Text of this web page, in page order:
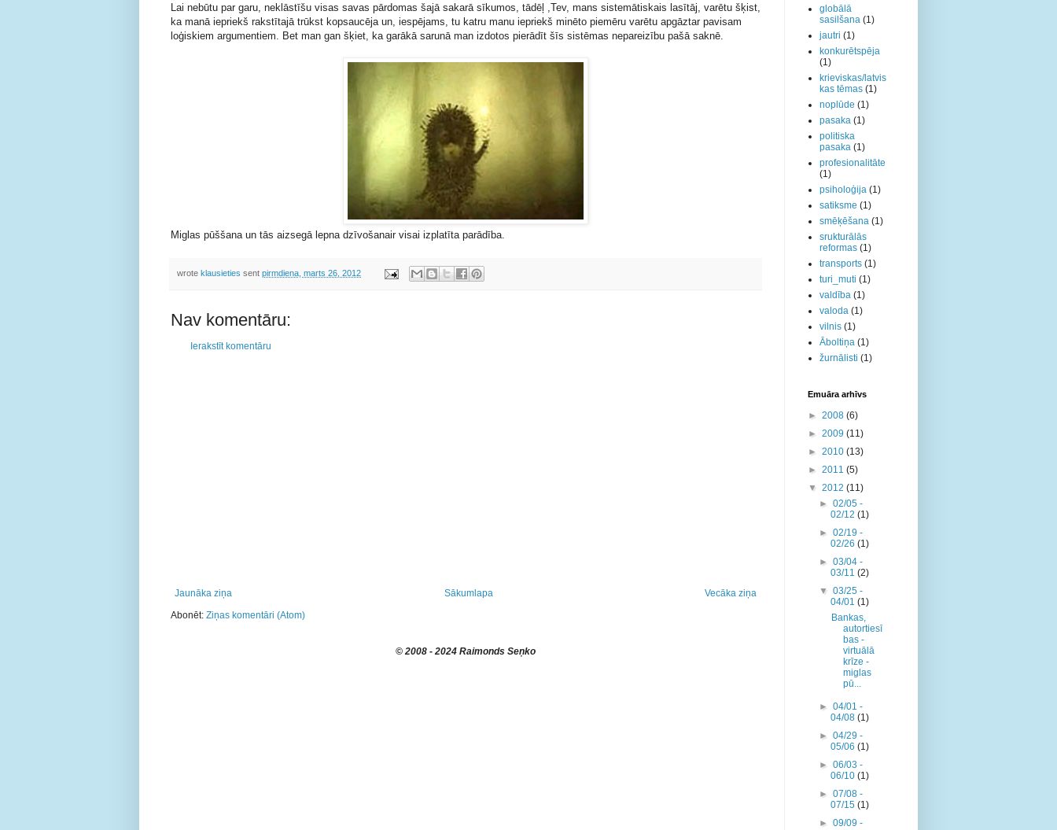
Lai nebūtu par garu, neklāstīšu visas savas pārdomas šajā sakarā sīkumos, tādēļ ,Tev, mans sistemātiskais lasītāj, varētu šķist,
ka manā iepriekš rakstītajā trūkst kopsaucēja un, iespējams, tu katru manu iepriekš minēto piemēru varētu apgāztar pavisam
loģiskiem argumentiem. Bet man gan šķiet, ka garākā sarunā man izdotos pierādīt šīs sistēmas nepareizību pašā saknē.
Miglas pūššana un tās aizsegā lepna dzīvošanair visai izplatīta parādība.
wrote klausieties sent pirmdiena, marts 26, 2012
Nav komentāru:
Ierakstīt komentāru
Jaunāka ziņa Vecāka ziņa
Sākumlapa
Abonēt: Ziņas komentāri (Atom)
© 2008 - 2024 Raimonds Seņko
globālā
sasilšana (1)
jautri (1)
konkurētspēja
(1)
krieviskas/latvis
kas tēmas (1)
noplūde (1)
pasaka (1)
politiska
pasaka (1)
profesionalitāte
(1)
psiholoģija (1)
satiksme (1)
smēķēšana (1)
srukturālās
reformas (1)
transports (1)
turi_muti (1)
valdība (1)
valoda (1)
vilnis (1)
Āboltiņa (1)
žurnālisti (1)
Emuāra arhīvs
► 2008 (6)
► 2009 (11)
► 2010 (13)
► 2011 (5)
▼ 2012 (11)
►02/05 -
02/12(1)
►02/19 -
02/26(1)
►03/04 -
03/11(2)
▼03/25 -
04/01(1)
Bankas,
autortiesī
bas -
virtuālā
krīze -
miglas
pū...
►04/01 -
04/08(1)
►04/29 -
05/06(1)
►06/03 -
06/10(1)
►07/08 -
07/15(1)
►09/09 -